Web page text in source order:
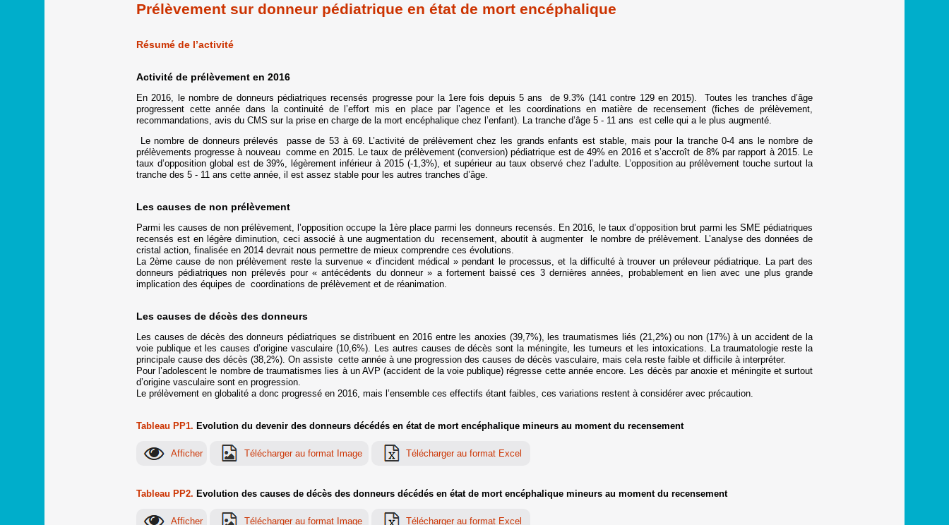
Prélèvement sur donneur pédiatrique en état de mort encéphalique
Résumé de l’activité
Activité de prélèvement en 2016
En 2016, le nombre de donneurs pédiatriques recensés progresse pour la 1ere fois depuis 5 ans de 9.3% (141 contre 129 en 2015). Toutes les tranches d’âge
progressent cette année dans la continuité de l’effort mis en place par l’agence et les coordinations en matière de recensement (fiches de prélèvement,
recommandations, avis du CMS sur la prise en charge de la mort encéphalique chez l’enfant). La tranche d’âge 5 - 11 ans est celle qui a le plus augmenté.
Le nombre de donneurs prélevés passe de 53 à 69. L’activité de prélèvement chez les grands enfants est stable, mais pour la tranche 0-4 ans le nombre de
prélèvements progresse à nouveau comme en 2015. Le taux de prélèvement (conversion) pédiatrique est de 49% en 2016 et s’accroît de 8% par rapport à 2015. Le
taux d’opposition global est de 39%, légèrement inférieur à 2015 (-1,3%), et supérieur au taux observé chez l’adulte. L’opposition au prélèvement touche surtout la
tranche des 5 - 11 ans cette année, il est assez stable pour les autres tranches d’âge.
Les causes de non prélèvement
Parmi les causes de non prélèvement, l’opposition occupe la 1ère place parmi les donneurs recensés. En 2016, le taux d’opposition brut parmi les SME pédiatriques
recensés est en légère diminution, ceci associé à une augmentation du recensement, aboutit à augmenter le nombre de prélèvement. L’analyse des données de
cristal action, finalisée en 2014 devrait nous permettre de mieux comprendre ces évolutions.
La 2ème cause de non prélèvement reste la survenue « d’incident médical » pendant le processus, et la difficulté à trouver un préleveur pédiatrique. La part des
donneurs pédiatriques non prélevés pour « antécédents du donneur » a fortement baissé ces 3 dernières années, probablement en lien avec une plus grande
implication des équipes de coordinations de prélèvement et de réanimation.
Les causes de décès des donneurs
Les causes de décès des donneurs pédiatriques se distribuent en 2016 entre les anoxies (39,7%), les traumatismes liés (21,2%) ou non (17%) à un accident de la
voie publique et les causes d’origine vasculaire (10,6%). Les autres causes de décès sont la méningite, les tumeurs et les intoxications. La traumatologie reste la
principale cause des décès (38,2%). On assiste cette année à une progression des causes de décès vasculaire, mais cela reste faible et difficile à interpréter.
Pour l’adolescent le nombre de traumatismes lies à un AVP (accident de la voie publique) régresse cette année encore. Les décès par anoxie et méningite et surtout
d’origine vasculaire sont en progression.
Le prélèvement en globalité a donc progressé en 2016, mais l’ensemble ces effectifs étant faibles, ces variations restent à considérer avec précaution.
Tableau PP1. Evolution du devenir des donneurs décédés en état de mort encéphalique mineurs au moment du recensement
Tableau PP2. Evolution des causes de décès des donneurs décédés en état de mort encéphalique mineurs au moment du recensement